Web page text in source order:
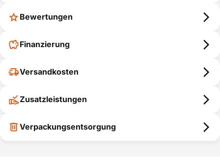
Bewertungen
Finanzierung
Versandkosten
Zusatzleistungen
Verpackungsentsorgung